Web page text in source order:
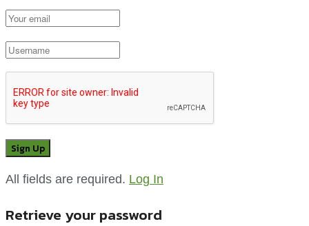
All fields are required. Log In
Retrieve your password